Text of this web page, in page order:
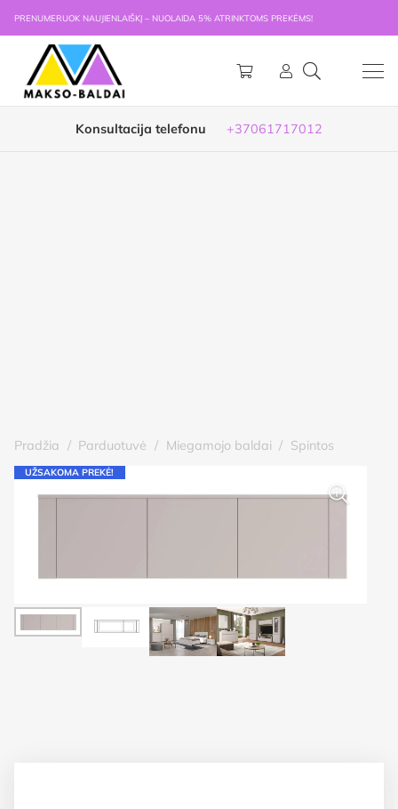
PRENUMERUOK NAUJIENLAIŠKĮ – NUOLAIDA 5% ATRINKTOMS PREKĖMS!
Konsultacija telefonu +37061717012
Pradžia / Parduotuvė / Miegamojo baldai / Spintos
UŽSAKOMA PREKĖ!